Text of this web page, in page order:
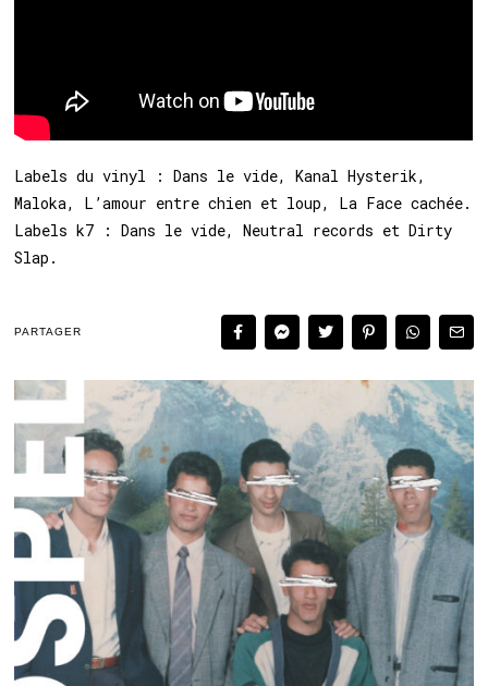
Labels du vinyl : Dans le vide, Kanal Hysterik,
Maloka, L’amour entre chien et loup, La Face cachée.
Labels k7 : Dans le vide, Neutral records et Dirty
Slap.
PARTAGER